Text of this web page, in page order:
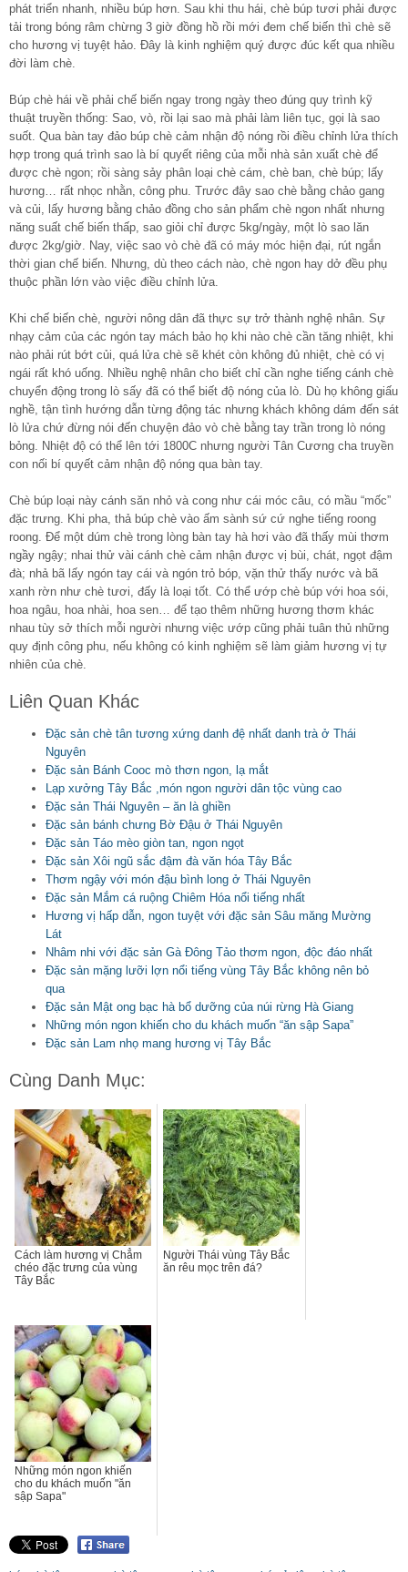
phát triển nhanh, nhiều búp hơn. Sau khi thu hái, chè búp tươi phải được
tải trong bóng râm chừng 3 giờ đồng hồ rồi mới đem chế biến thì chè sẽ
cho hương vị tuyệt hảo. Đây là kinh nghiệm quý được đúc kết qua nhiều
đời làm chè.
Búp chè hái về phải chế biến ngay trong ngày theo đúng quy trình kỹ
thuật truyền thống: Sao, vò, rồi lại sao mà phải làm liên tục, gọi là sao
suốt. Qua bàn tay đảo búp chè cảm nhận độ nóng rồi điều chỉnh lửa thích
hợp trong quá trình sao là bí quyết riêng của mỗi nhà sản xuất chè để
được chè ngon; rồi sàng sảy phân loại chè cám, chè ban, chè búp; lấy
hương… rất nhọc nhằn, công phu. Trước đây sao chè bằng chảo gang
và củi, lấy hương bằng chảo đồng cho sản phẩm chè ngon nhất nhưng
năng suất chế biến thấp, sao giỏi chỉ được 5kg/ngày, một lò sao lăn
được 2kg/giờ. Nay, việc sao vò chè đã có máy móc hiện đại, rút ngắn
thời gian chế biến. Nhưng, dù theo cách nào, chè ngon hay dở đều phụ
thuộc phần lớn vào việc điều chỉnh lửa.
Khi chế biến chè, người nông dân đã thực sự trở thành nghệ nhân. Sự
nhạy cảm của các ngón tay mách bảo họ khi nào chè cần tăng nhiệt, khi
nào phải rút bớt củi, quá lửa chè sẽ khét còn không đủ nhiệt, chè có vị
ngái rất khó uống. Nhiều nghệ nhân cho biết chỉ cần nghe tiếng cánh chè
chuyển động trong lò sấy đã có thể biết độ nóng của lò. Dù họ không giấu
nghề, tận tình hướng dẫn từng động tác nhưng khách không dám đến sát
lò lửa chứ đừng nói đến chuyện đảo vò chè bằng tay trần trong lò nóng
bỏng. Nhiệt độ có thể lên tới 1800C nhưng người Tân Cương cha truyền
con nối bí quyết cảm nhận độ nóng qua bàn tay.
Chè búp loại này cánh săn nhỏ và cong như cái móc câu, có mầu “mốc”
đặc trưng. Khi pha, thả búp chè vào ấm sành sứ cứ nghe tiếng roong
roong. Ðể một dúm chè trong lòng bàn tay hà hơi vào đã thấy mùi thơm
ngầy ngậy; nhai thử vài cánh chè cảm nhận được vị bùi, chát, ngọt đậm
đà; nhả bã lấy ngón tay cái và ngón trỏ bóp, vặn thử thấy nước và bã
xanh rờn như chè tươi, đấy là loại tốt. Có thể ướp chè búp với hoa sói,
hoa ngâu, hoa nhài, hoa sen… để tạo thêm những hương thơm khác
nhau tùy sở thích mỗi người nhưng việc ướp cũng phải tuân thủ những
quy định công phu, nếu không có kinh nghiệm sẽ làm giảm hương vị tự
nhiên của chè.
Liên Quan Khác
Đặc sản chè tân tương xứng danh đệ nhất danh trà ở Thái
Nguyên
Đặc sản Bánh Cooc mò thơn ngon, lạ mắt
Lạp xưởng Tây Bắc ,món ngon người dân tộc vùng cao
Đặc sản Thái Nguyên – ăn là ghiền
Đặc sản bánh chưng Bờ Đậu ở Thái Nguyên
Đặc sản Táo mèo giòn tan, ngon ngọt
Đặc sản Xôi ngũ sắc đậm đà văn hóa Tây Bắc
Thơm ngậy với món đậu bình long ở Thái Nguyên
Đặc sản Mắm cá ruộng Chiêm Hóa nổi tiếng nhất
Hương vị hấp dẫn, ngon tuyệt với đặc sản Sâu măng Mường
Lát
Nhâm nhi với đặc sản Gà Đông Tảo thơm ngon, độc đáo nhất
Đặc sản mặng lưỡi lợn nổi tiếng vùng Tây Bắc không nên bỏ
qua
Đặc sản Mật ong bạc hà bổ dưỡng của núi rừng Hà Giang
Những món ngon khiến cho du khách muốn “ăn sập Sapa”
Đặc sản Lam nhọ mang hương vị Tây Bắc
Cùng Danh Mục:
Cách làm hương vị Chẳm
chéo đặc trưng của vùng
Tây Bắc
Người Thái vùng Tây Bắc
ăn rêu mọc trên đá?
Những món ngon khiến
cho du khách muốn "ăn
sập Sapa"